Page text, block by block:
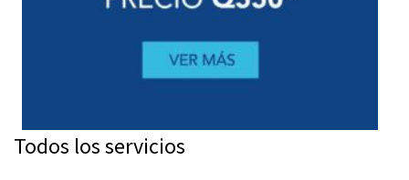
Todos los servicios